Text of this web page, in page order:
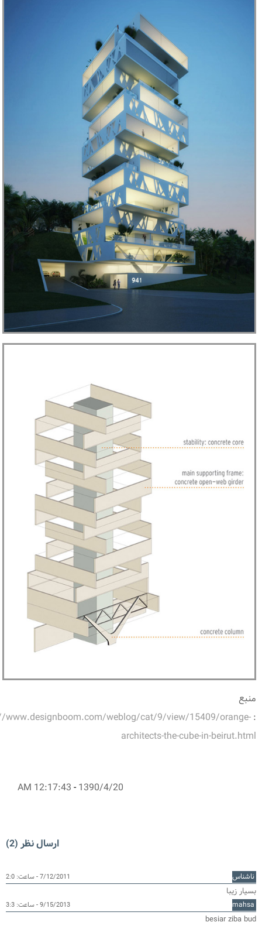
منبع
:
weblog/cat/9/view/15409/orange-
architects-the-cube-in-beirut.html
1390/4/20
-
12:17:43 AM
ارسال نظر (2)
ناشناس 7/12/2011 - ساعت: 2:0
بسیار زیبا
9/15/2013 - ساعت: 3:3
besiar ziba bud